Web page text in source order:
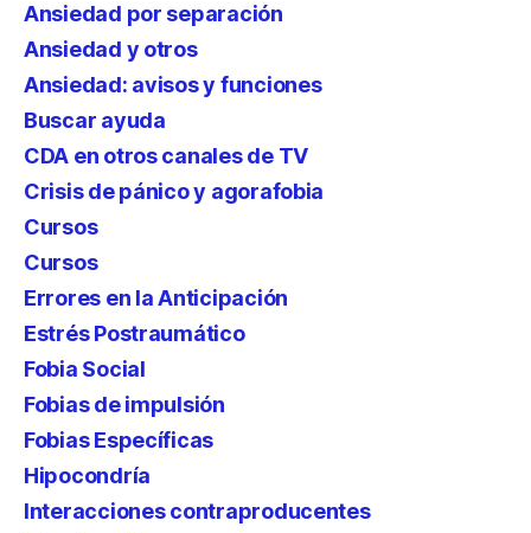
Ansiedad por separación
Ansiedad y otros
Ansiedad: avisos y funciones
Buscar ayuda
CDA en otros canales de TV
Crisis de pánico y agorafobia
Cursos
Cursos
Errores en la Anticipación
Estrés Postraumático
Fobia Social
Fobias de impulsión
Fobias Específicas
Hipocondría
Interacciones contraproducentes